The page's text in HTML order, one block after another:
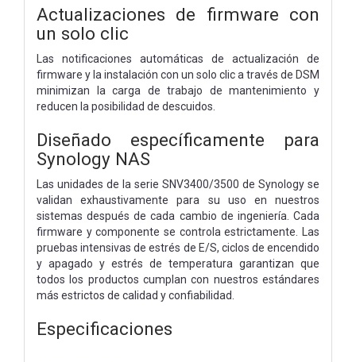
Actualizaciones de firmware con
un solo clic
Las notificaciones automáticas de actualización de
firmware y la instalación con un solo clic a través de DSM
minimizan la carga de trabajo de mantenimiento y
reducen la posibilidad de descuidos.
Diseñado específicamente para
Synology NAS
Las unidades de la serie SNV3400/3500 de Synology se
validan exhaustivamente para su uso en nuestros
sistemas después de cada cambio de ingeniería. Cada
firmware y componente se controla estrictamente. Las
pruebas intensivas de estrés de E/S, ciclos de encendido
y apagado y estrés de temperatura garantizan que
todos los productos cumplan con nuestros estándares
más estrictos de calidad y confiabilidad.
Especificaciones